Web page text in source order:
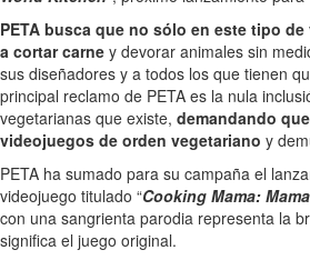
PETA busca que no sólo en este tipo
a cortar carne y devorar animales sin
sus diseñadores y a todos los que tienen
principal reclamo de PETA es la nula
vegetarianas que existe, demandando
videojuegos de orden vegetariano y
PETA ha sumado para su campaña el
videojuego titulado “Cooking Mama:
con una sangrienta parodia representa la
significa el juego original.